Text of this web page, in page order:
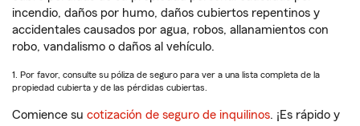
incendio, daños por humo, daños cubiertos repentinos y
accidentales causados por agua, robos, allanamientos con
robo, vandalismo o daños al vehículo.
1. Por favor, consulte su póliza de seguro para ver a una lista completa de la
propiedad cubierta y de las pérdidas cubiertas.
Comience su cotización de seguro de inquilinos. ¡Es rápido y